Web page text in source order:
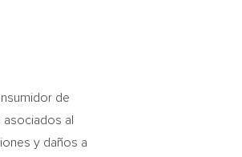
de
al
y daños a